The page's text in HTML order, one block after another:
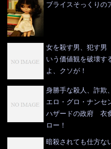
ブライスそっくりの
女を殺す男、犯す
いう価値観を破壊す
よ、クソが！
身勝手な殺人、詐
エロ・グロ・ナン
ハザードの政府 衣
ロー！
暗殺されても仕方な